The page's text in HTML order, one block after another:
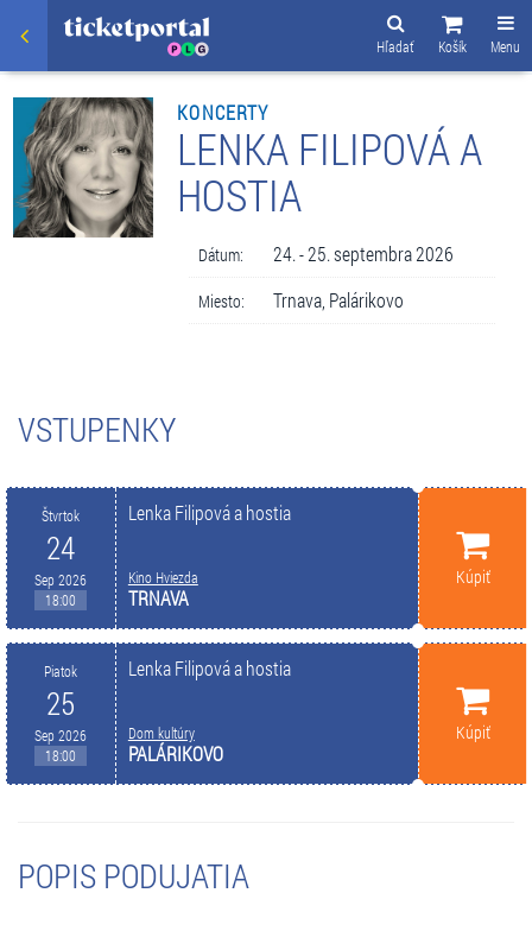
Menu
Košík
Hľadať
KONCERTY
LENKA FILIPOVÁ A
HOSTIA
Dátum: 24. - 25. septembra 2026
Miesto: Trnava, Palárikovo
VSTUPENKY
Štvrtok
24
Sep 2026
18:00
Lenka Filipová a hostia
Kino Hviezda
TRNAVA
Kúpiť
Piatok
25
Sep 2026
18:00
Lenka Filipová a hostia
Dom kultúry
PALÁRIKOVO
Kúpiť
POPIS PODUJATIA